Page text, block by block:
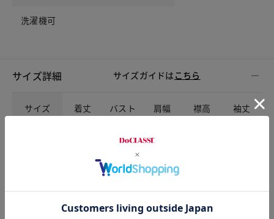
洗濯機可
サイズ詳細 サイズガイドは こちら
サイズ 着丈 バスト 肩幅 襟高 袖丈
88
92 35